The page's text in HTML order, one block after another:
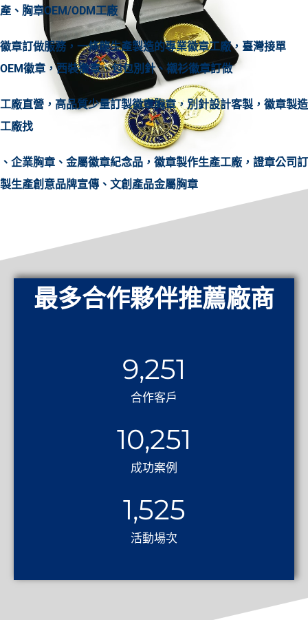
產、胸章OEM/ODM工廠
徽章訂做服務，一條龍生產製造的專業徽章工廠，臺灣接單
OEM徽章，西裝徽章、包包別針、襯衫徽章訂做
工廠直營，高品質少量訂製徽章胸章，別針設計客製，徽章製造
工廠找
、企業胸章、金屬徽章紀念品，徽章製作生產工廠，證章公司訂
製生產創意品牌宣傳、文創產品金屬胸章
最多合作夥伴推薦廠商
合作客戶
9,251
成功案例
10,251
活動場次
1,525